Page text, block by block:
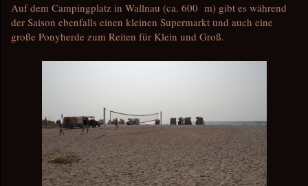
Auf dem Campingplatz in Wallnau (ca. 600 m) gibt es während
der Saison ebenfalls einen kleinen Supermarkt und auch eine
große Ponyherde zum Reiten für Klein und Groß.